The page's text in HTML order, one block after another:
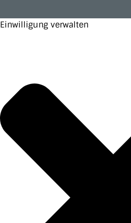
Einwilligung verwalten